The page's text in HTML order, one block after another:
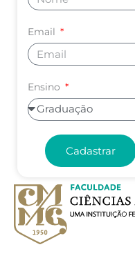
Email
Ensino
Cadastrar